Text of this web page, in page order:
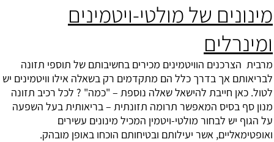
מינונים של מולטי-ויטמינים
ומינרלים
מרבית הצרכנים הוויטמינים מכירים בחשיבותם של תוספי תזונה
לבריאותם אך בדרך כלל הם מתקדמים רק בשאלה אילו וויטמינים יש
לטול. כאן חייבת להישאל שאלה נוספת – "כמה" ? לכל רכיב תזונה
מנון סף בסיס המאפשר תרומה תזונתית – בריאותית בעל השפעה
על הגוף יש לבחור מולטי-ויטמין המכיל מינונים עשירים
ואופטימאליים, אשר יעילותם ובטיחותם הוכחו באופן מובהק.